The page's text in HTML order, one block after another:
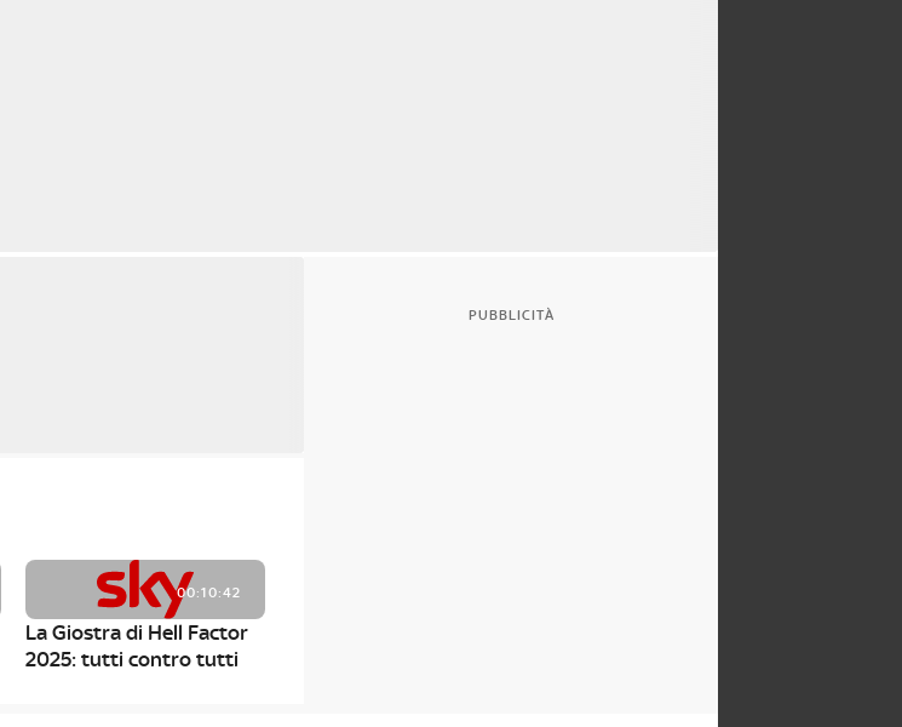
00:10:42
La Giostra di Hell Factor
2025: tutti contro tutti
PUBBLICITÀ